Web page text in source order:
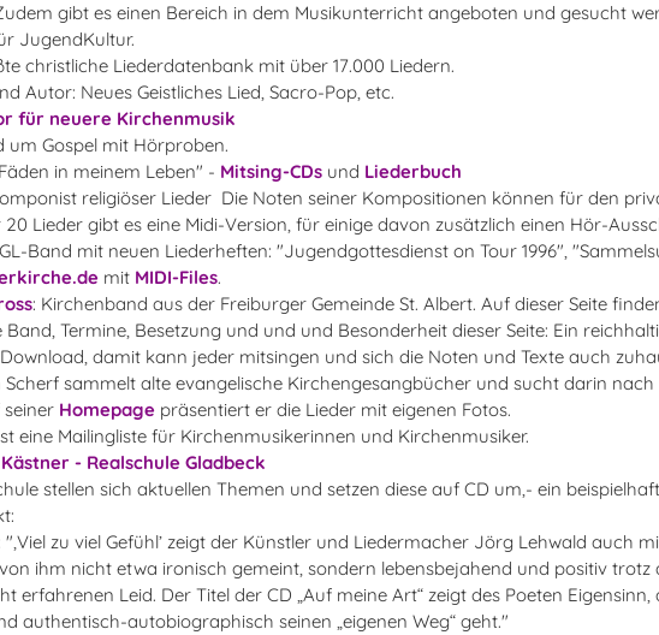
gibt es einen Bereich in dem Musikunterricht angeboten und gesucht
JugendKultur.
christliche Liederdatenbank mit über 17.000 Liedern.
Autor: Neues Geistliches Lied, Sacro-Pop, etc.
für neuere Kirchenmusik
um Gospel mit Hörproben.
in meinem Leben" - Mitsing-CDs und Liederbuch
religiöser Lieder Die Noten seiner Kompositionen können für den
Lieder gibt es eine Midi-Version, für einige davon zusätzlich einen Hör-
Band mit neuen Liederheften: "Jugendgottesdienst on Tour 1996",
mit MIDI-Files.
: Kirchenband aus der Freiburger Gemeinde St. Albert. Auf dieser Seite
Termine, Besetzung und und und Besonderheit dieser Seite: Ein
damit kann jeder mitsingen und sich die Noten und Texte auch
sammelt alte evangelische Kirchengesangbücher und sucht darin nach
Homepage präsentiert er die Lieder mit eigenen Fotos.
eine Mailingliste für Kirchenmusikerinnen und Kirchenmusiker.
- Realschule Gladbeck
stellen sich aktuellen Themen und setzen diese auf CD um,- ein
"‚Viel zu viel Gefühl’ zeigt der Künstler und Liedermacher Jörg Lehwald auch
ihm nicht etwa ironisch gemeint, sondern lebensbejahend und positiv trotz
erfahrenen Leid. Der Titel der CD „Auf meine Art“ zeigt des Poeten
authentisch-autobiographisch seinen „eigenen Weg“ geht."